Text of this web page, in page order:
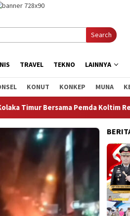
Search
TRAVEL TEKNO LAINNYA
KONUT KONKEP MUNA
Resmikan Jembatan Produksi